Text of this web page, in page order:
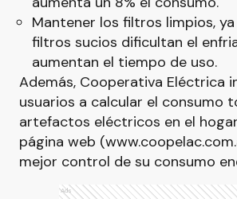
Mantener los filtros limpios,
filtros sucios dificultan el
aumentan el tiempo de uso.
Además, Cooperativa Eléctrica
usuarios a calcular el consumo
artefactos eléctricos en el
página web
mejor control de su consumo
Ads